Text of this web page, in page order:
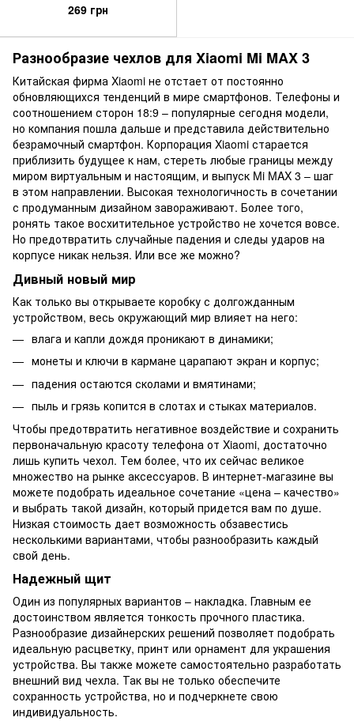
269 грн
Разнообразие чехлов для Xiaomi Mi MAX 3
Китайская фирма Xiaomi не отстает от постоянно
обновляющихся тенденций в мире смартфонов. Телефоны и
соотношением сторон 18:9 – популярные сегодня модели,
но компания пошла дальше и представила действительно
безрамочный смартфон. Корпорация Xiaomi старается
приблизить будущее к нам, стереть любые границы между
миром виртуальным и настоящим, и выпуск Mi MAX 3 – шаг
в этом направлении. Высокая технологичность в сочетании
с продуманным дизайном завораживают. Более того,
ронять такое восхитительное устройство не хочется вовсе.
Но предотвратить случайные падения и следы ударов на
корпусе никак нельзя. Или все же можно?
Дивный новый мир
Как только вы открываете коробку с долгожданным
устройством, весь окружающий мир влияет на него:
влага и капли дождя проникают в динамики;
монеты и ключи в кармане царапают экран и корпус;
падения остаются сколами и вмятинами;
пыль и грязь копится в слотах и стыках материалов.
Чтобы предотвратить негативное воздействие и сохранить
первоначальную красоту телефона от Xiaomi, достаточно
лишь купить чехол. Тем более, что их сейчас великое
множество на рынке аксессуаров. В интернет-магазине вы
можете подобрать идеальное сочетание «цена – качество»
и выбрать такой дизайн, который придется вам по душе.
Низкая стоимость дает возможность обзавестись
несколькими вариантами, чтобы разнообразить каждый
свой день.
Надежный щит
Один из популярных вариантов – накладка. Главным ее
достоинством является тонкость прочного пластика.
Разнообразие дизайнерских решений позволяет подобрать
идеальную расцветку, принт или орнамент для украшения
устройства. Вы также можете самостоятельно разработать
внешний вид чехла. Так вы не только обеспечите
сохранность устройства, но и подчеркнете свою
индивидуальность.